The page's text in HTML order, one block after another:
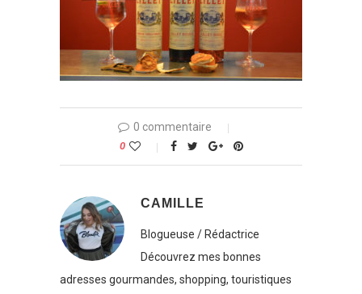
0 commentaire
0
CAMILLE
Blogueuse / Rédactrice
Découvrez mes bonnes
adresses gourmandes, shopping, touristiques